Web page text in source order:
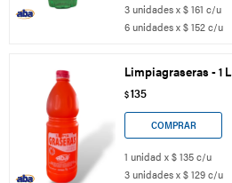
3 unidades x $ 161 c/u
6 unidades x $ 152 c/u
Limpiagraseras - 1 L
$135
1 unidad x $ 135 c/u
3 unidades x $ 129 c/u